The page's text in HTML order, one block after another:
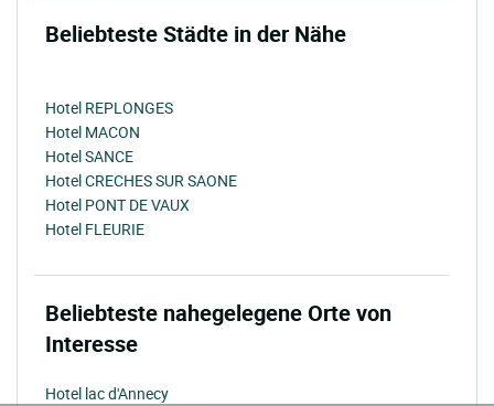
Beliebteste Städte in der Nähe
Hotel REPLONGES
Hotel MACON
Hotel SANCE
Hotel CRECHES SUR SAONE
Hotel PONT DE VAUX
Hotel FLEURIE
Beliebteste nahegelegene Orte von
Interesse
Hotel lac d'Annecy